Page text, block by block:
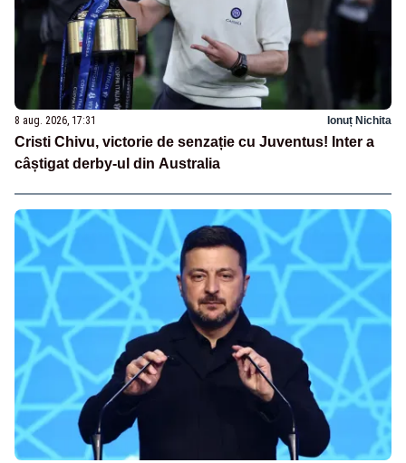
8 aug. 2026, 17:31 Ionuț Nichita
Cristi Chivu, victorie de senzație cu Juventus! Inter a
câștigat derby-ul din Australia